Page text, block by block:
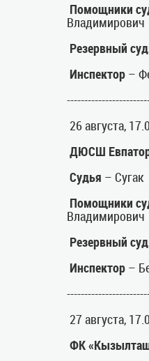
Помощники
Владимирович
Резервный
Инспектор –
26 августа,
ДЮСШ
Судья –
Помощники
Владимирович
Резервный
Инспектор –
27 августа,
ФК